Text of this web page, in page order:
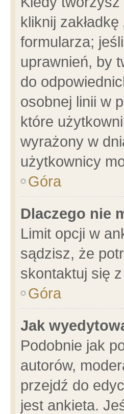
kliknij
formularza;
uprawnień, by
do
osobnej linii w
które
wyrażony w
użytkownicy
Góra
Dlaczego nie
Limit opcji w
sądzisz, że
skontaktuj się
Góra
Jak
Podobnie jak
autorów,
przejdź do
jest ankieta.